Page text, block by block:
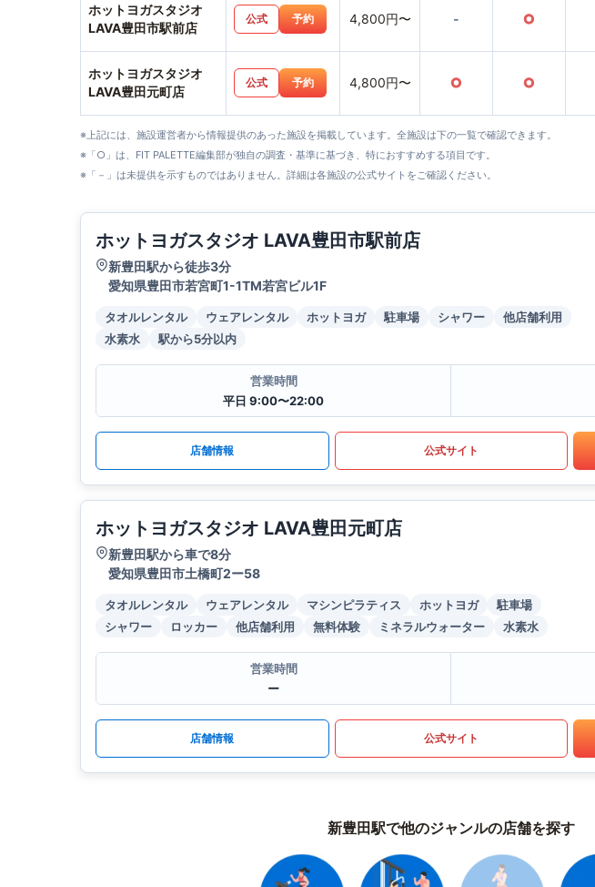
ホットヨガスタジオ
LAVA豊田市駅前店
公式 予約 4,800円〜 - ○
ホットヨガスタジオ
LAVA豊田元町店
公式 予約 4,800円〜 ○ ○
※上記には、施設運営者から情報提供のあった施設を掲載しています。全施設は下の一覧で確認できます。
※「○」は、FIT PALETTE編集部が独自の調査・基準に基づき、特におすすめする項目です。
※「－」は未提供を示すものではありません。詳細は各施設の公式サイトをご確認ください。
ホットヨガスタジオ LAVA豊田市駅前店
新豊田駅から徒歩3分
愛知県豊田市若宮町1-1TM若宮ビル1F
タオルレンタル ウェアレンタル ホットヨガ 駐車場 シャワー
他店舗利用
水素水
駅から5分以内
営業時間
平日 9:00〜22:00
店舗情報 公式サイト
ホットヨガスタジオ LAVA豊田元町店
新豊田駅から車で8分
愛知県豊田市土橋町2ー58
タオルレンタル ウェアレンタル マシンピラティス ホットヨガ
駐車場
シャワー
ロッカー 他店舗利用 無料体験 ミネラルウォーター 水素水
営業時間
ー
店舗情報 公式サイト
新豊田駅で他のジャンルの店舗を探す